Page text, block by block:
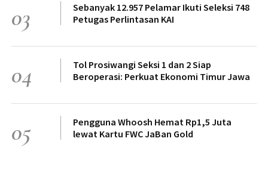
03
Sebanyak 12.957 Pelamar Ikuti Seleksi 748
Petugas Perlintasan KAI
04
Tol Prosiwangi Seksi 1 dan 2 Siap
Beroperasi: Perkuat Ekonomi Timur Jawa
05
Pengguna Whoosh Hemat Rp1,5 Juta
lewat Kartu FWC JaBan Gold